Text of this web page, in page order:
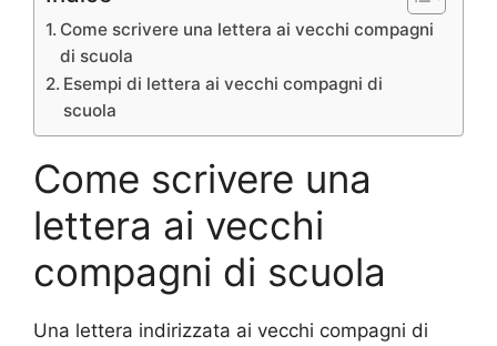
Come scrivere una lettera ai vecchi compagni
di scuola
Esempi di lettera ai vecchi compagni di
scuola
Come scrivere una
lettera ai vecchi
compagni di scuola
Una lettera indirizzata ai vecchi compagni di